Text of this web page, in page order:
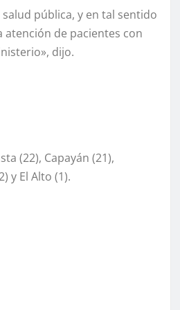
pública, y en tal sentido
de pacientes con
dijo.
(22), Capayán (21),
y El Alto (1).